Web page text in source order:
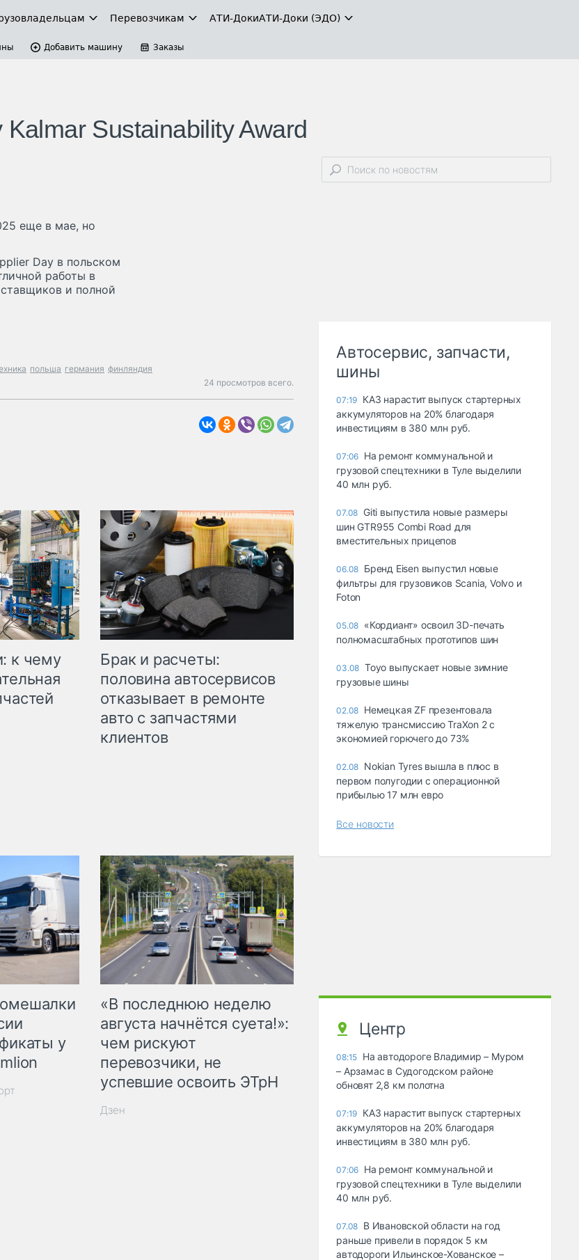
Перевозчикам АТИ-ДокиАТИ-Доки (ЭДО)
Добавить машину Заказы
Sustainability Award
еще в мае, но
Day в польском
работы в
и полной
польша германия финляндия
24 просмотров всего.
к чему
Брак и расчеты:
половина автосервисов
отказывает в ремонте
авто с запчастями
клиентов
у
«В последнюю неделю
августа начнётся суета!»:
чем рискуют
перевозчики, не
успевшие освоить ЭТрН
Дзен
Автосервис, запчасти,
шины
07:19 КАЗ нарастит выпуск стартерных
аккумуляторов на 20% благодаря
инвестициям в 380 млн руб.
07:06 На ремонт коммунальной и
грузовой спецтехники в Туле выделили
40 млн руб.
07.08 Giti выпустила новые размеры
шин GTR955 Combi Road для
вместительных прицепов
06.08 Бренд Eisen выпустил новые
фильтры для грузовиков Scania, Volvo и
Foton
05.08 «Кордиант» освоил 3D-печать
полномасштабных прототипов шин
03.08 Toyo выпускает новые зимние
грузовые шины
02.08 Немецкая ZF презентовала
тяжелую трансмиссию TraXon 2 с
экономией горючего до 73%
02.08 Nokian Tyres вышла в плюс в
первом полугодии с операционной
прибылью 17 млн евро
Все новости
Центр
08:15 На автодороге Владимир – Муром
– Арзамас в Судогодском районе
обновят 2,8 км полотна
07:19 КАЗ нарастит выпуск стартерных
аккумуляторов на 20% благодаря
инвестициям в 380 млн руб.
07:06 На ремонт коммунальной и
грузовой спецтехники в Туле выделили
40 млн руб.
07.08 В Ивановской области на год
раньше привели в порядок 5 км
автодороги Ильинское-Хованское –